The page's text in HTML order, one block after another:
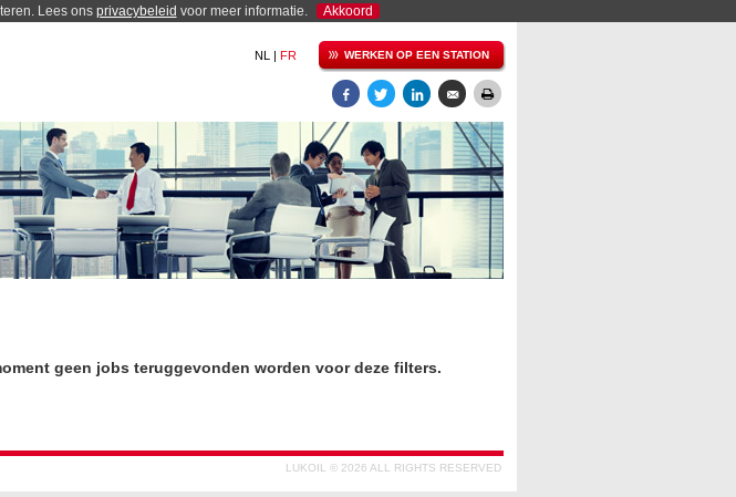
Lees ons privacybeleid voor meer informatie. Akkoord
NL | FR WERKEN OP EEN STATION
geen jobs teruggevonden worden voor deze filters.
LUKOIL © 2026 ALL RIGHTS RESERVED